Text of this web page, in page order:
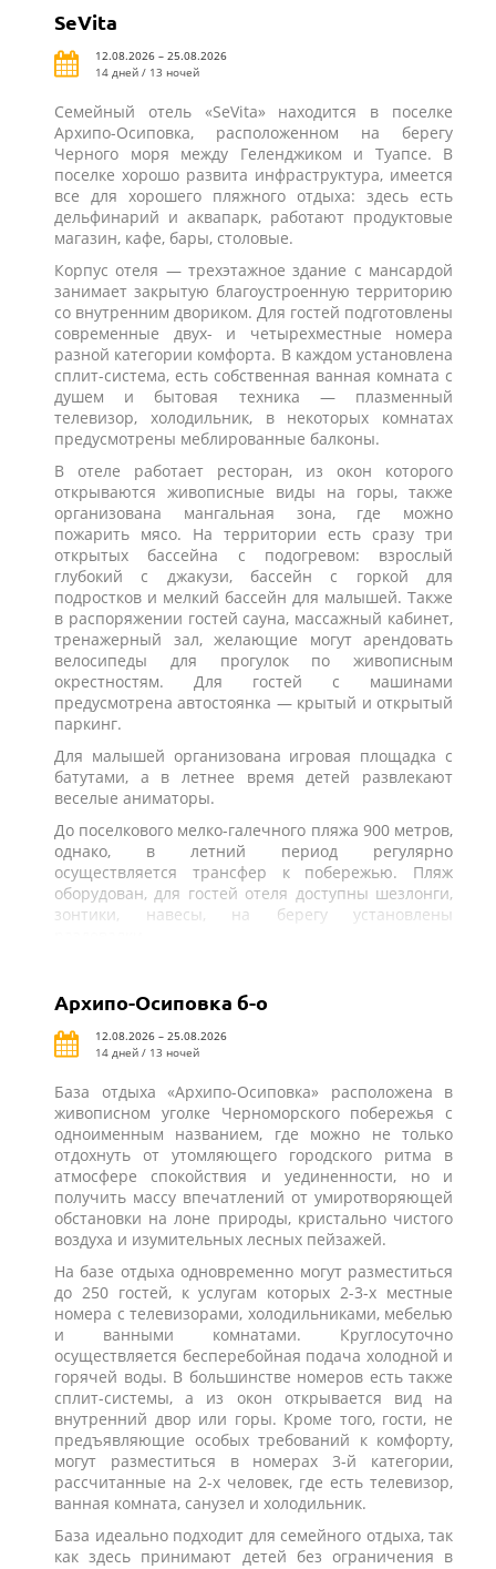
SeVita
12.08.2026 – 25.08.2026
14 дней / 13 ночей
Семейный отель «SeVita» находится в поселке
Архипо-Осиповка, расположенном на берегу
Черного моря между Геленджиком и Туапсе. В
поселке хорошо развита инфраструктура, имеется
все для хорошего пляжного отдыха: здесь есть
дельфинарий и аквапарк, работают продуктовые
магазин, кафе, бары, столовые.
Корпус отеля — трехэтажное здание с мансардой
занимает закрытую благоустроенную территорию
со внутренним двориком. Для гостей подготовлены
современные двух- и четырехместные номера
разной категории комфорта. В каждом установлена
сплит-система, есть собственная ванная комната с
душем и бытовая техника — плазменный
телевизор, холодильник, в некоторых комнатах
предусмотрены меблированные балконы.
В отеле работает ресторан, из окон которого
открываются живописные виды на горы, также
организована мангальная зона, где можно
пожарить мясо. На территории есть сразу три
открытых бассейна с подогревом: взрослый
глубокий с джакузи, бассейн с горкой для
подростков и мелкий бассейн для малышей. Также
в распоряжении гостей сауна, массажный кабинет,
тренажерный зал, желающие могут арендовать
велосипеды для прогулок по живописным
окрестностям. Для гостей с машинами
предусмотрена автостоянка — крытый и открытый
паркинг.
Для малышей организована игровая площадка с
батутами, а в летнее время детей развлекают
веселые аниматоры.
До поселкового мелко-галечного пляжа 900 метров,
однако, в летний период регулярно
осуществляется трансфер к побережью. Пляж
оборудован, для гостей отеля доступны шезлонги,
зонтики, навесы, на берегу установлены
Архипо-Осиповка б-о
12.08.2026 – 25.08.2026
14 дней / 13 ночей
База отдыха «Архипо-Осиповка» расположена в
живописном уголке Черноморского побережья с
одноименным названием, где можно не только
отдохнуть от утомляющего городского ритма в
атмосфере спокойствия и уединенности, но и
получить массу впечатлений от умиротворяющей
обстановки на лоне природы, кристально чистого
воздуха и изумительных лесных пейзажей.
На базе отдыха одновременно могут разместиться
до 250 гостей, к услугам которых 2-3-х местные
номера с телевизорами, холодильниками, мебелью
и ванными комнатами. Круглосуточно
осуществляется бесперебойная подача холодной и
горячей воды. В большинстве номеров есть также
сплит-системы, а из окон открывается вид на
внутренний двор или горы. Кроме того, гости, не
предъявляющие особых требований к комфорту,
могут разместиться в номерах 3-й категории,
рассчитанные на 2-х человек, где есть телевизор,
ванная комната, санузел и холодильник.
База идеально подходит для семейного отдыха, так
как здесь принимают детей без ограничения в